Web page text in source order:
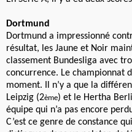
Dortmund
Dortmund a impressionné
résultat, les Jaune et Noir
classement Bundesliga avec
concurrence. Le championnat
moment. Il n’y a que la
Leipzig (2ème) et le Hertha
équipe qui n’a pas encore
C’est ce genre de constance